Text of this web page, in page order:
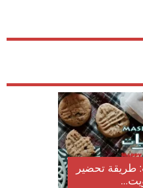
طريقة تحضير